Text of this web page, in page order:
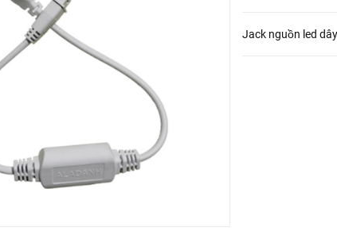
Jack nguồn led